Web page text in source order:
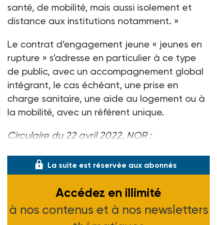
santé, de mobilité, mais aussi isolement et
distance aux institutions notamment. »
Le contrat d’engagement jeune « jeunes en
rupture » s’adresse en particulier à ce type
de public, avec un accompagnement global
intégrant, le cas échéant, une prise en
charge sanitaire, une aide au logement ou à
la mobilité, avec un référent unique.
Circulaire du 22 avril 2022, NOR :
La suite est réservée aux abonnés
Accédez en illimité
à nos contenus et à nos newsletters